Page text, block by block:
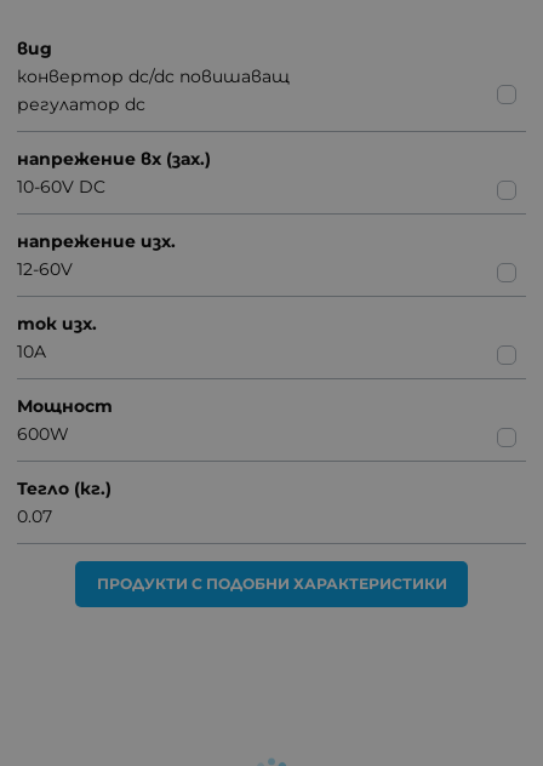
вид
конвертор dc/dc повишаващ
регулатор dc
напрежение вх (зах.)
10-60V DC
напрежение изх.
12-60V
ток изх.
10A
Мощност
600W
Тегло (кг.)
0.07
ПРОДУКТИ С ПОДОБНИ ХАРАКТЕРИСТИКИ